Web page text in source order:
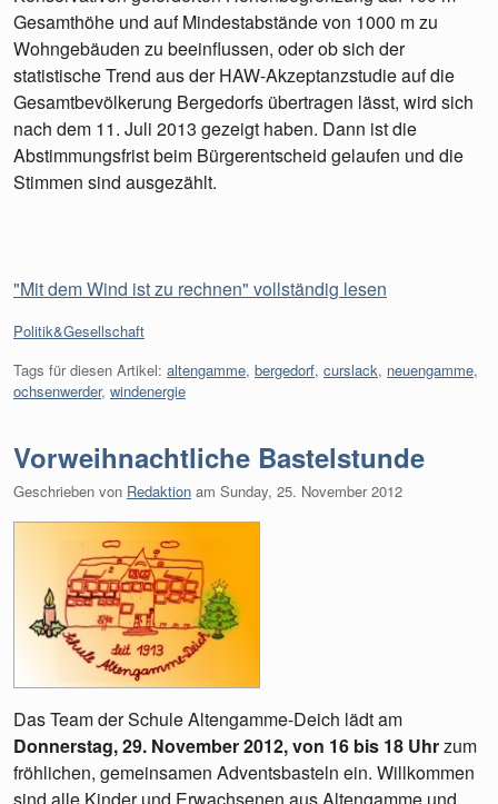
Gesamthöhe und auf Mindestabstände von 1000 m zu
Wohngebäuden zu beeinflussen, oder ob sich der
statistische Trend aus der HAW-Akzeptanzstudie auf die
Gesamtbevölkerung Bergedorfs übertragen lässt, wird sich
nach dem 11. Juli 2013 gezeigt haben. Dann ist die
Abstimmungsfrist beim Bürgerentscheid gelaufen und die
Stimmen sind ausgezählt.
"Mit dem Wind ist zu rechnen" vollständig lesen
Kategorien:
Politik&Gesellschaft
Tags für diesen Artikel: altengamme, bergedorf, curslack, neuengamme,
ochsenwerder, windenergie
Vorweihnachtliche Bastelstunde
Geschrieben von Redaktion am Sunday, 25. November 2012
Das Team der Schule Altengamme-Deich lädt am
Donnerstag, 29. November 2012, von 16 bis 18 Uhrzum
fröhlichen, gemeinsamen Adventsbasteln ein. Willkommen